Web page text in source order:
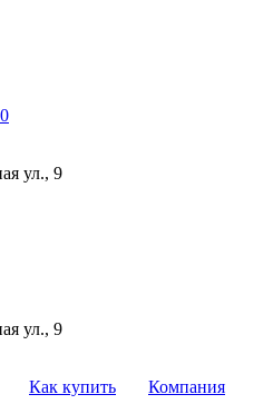
0
ул., 9
ул., 9
Как купить
Компания